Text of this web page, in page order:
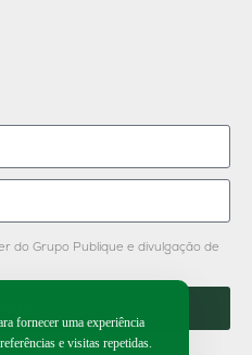
do Grupo Publique e divulgação de
fornecer uma experiência
e visitas repetidas.